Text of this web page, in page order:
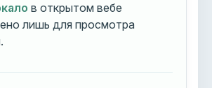
в открытом вебе
лишь для просмотра